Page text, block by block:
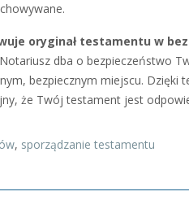
oryginał testamentu w
Notariusz dba o bezpieczeństwo
bezpiecznym miejscu.
że Twój testament jest
, sporządzanie testamentu